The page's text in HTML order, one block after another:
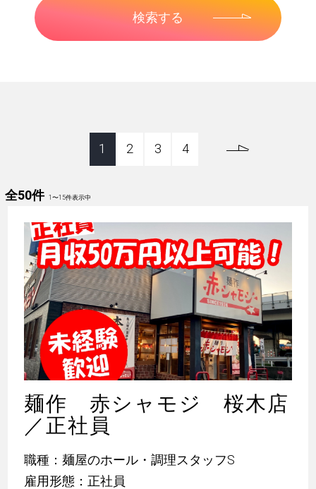
1 2 3 4
全50件 1〜15件表示中
麺作 赤シャモジ 桜木店
／正社員
職種：麺屋のホール・調理スタッフS
雇用形態：正社員